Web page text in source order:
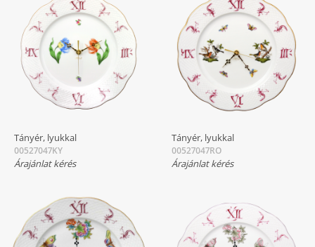
Tányér, lyukkal
00527047KY
Árajánlat kérés
Tányér, lyukkal
00527047RO
Árajánlat kérés